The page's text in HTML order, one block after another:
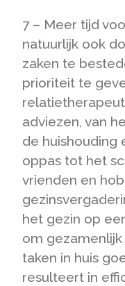
7 – Meer tijd
natuurlijk ook
zaken te
prioriteit te
adviezen, van
de huishouding
oppas tot het
vrienden en
het gezin op
om
taken in huis
resulteert in